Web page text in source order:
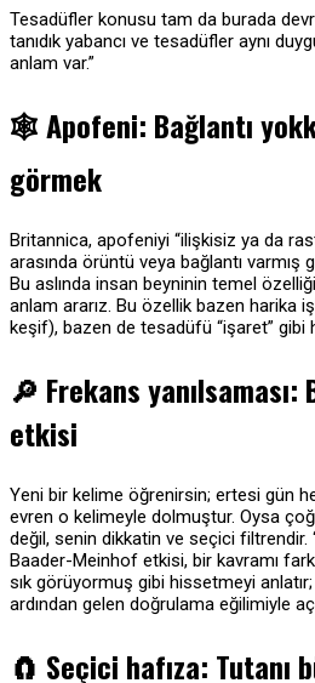
Tesadüfler konusu tam da burada
tanıdık yabancı ve tesadüfler aynı
anlam var.”
🕸️Apofeni: Bağlantı
görmek
Britannica, apofeniyi “ilişkisiz ya da
arasında örüntü veya bağlantı varmış
Bu aslında insan beyninin temel
anlam ararız. Bu özellik bazen harika
keşif), bazen de tesadüfü “işaret” gibi
🔎 Frekans
etkisi
Yeni bir kelime öğrenirsin; ertesi gün
evren o kelimeyle dolmuştur. Oysa
değil, senin dikkatin ve seçici filtrendir.
Baader-Meinhof etkisi, bir kavramı
sık görüyormuş gibi hissetmeyi
ardından gelen doğrulama eğilimiyle
🧲 Seçici hafıza: Tutanı